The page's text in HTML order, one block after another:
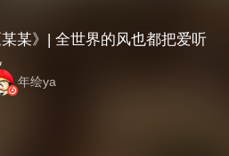
某某》| 全世界的风也都把爱听
年绘ya